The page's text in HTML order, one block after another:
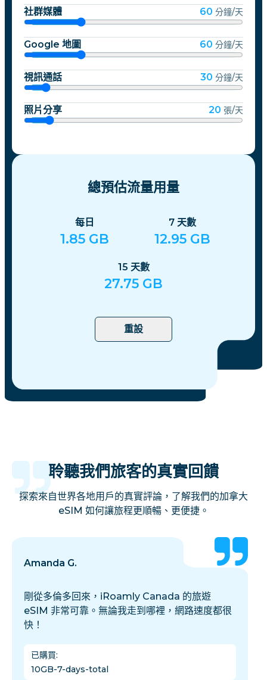
社群媒體 60 分鐘/天
Google 地圖 60 分鐘/天
視訊通話 30 分鐘/天
照片分享 20 張/天
總預估流量用量
每日
1.85 GB
7 天數
12.95 GB
15 天數
27.75 GB
重設
聆聽我們旅客的真實回饋
探索來自世界各地用戶的真實評論，了解我們的加拿大
eSIM 如何讓旅程更順暢、更便捷。
Amanda G.
剛從多倫多回來，iRoamly Canada 的旅遊
eSIM 非常可靠。無論我走到哪裡，網路速度都很
快！
已購買:
10GB-7-days-total